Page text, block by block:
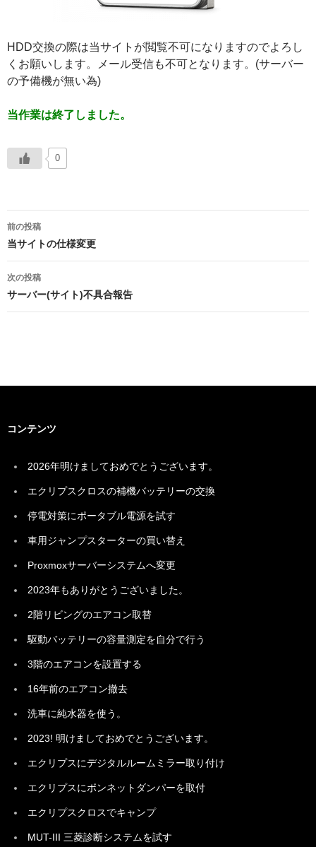
HDD交換の際は当サイトが閲覧不可になりますのでよろし
くお願いします。メール受信も不可となります。(サーバー
の予備機が無い為)
当作業は終了しました。
0
投
稿
ナ
ビ
前の投稿
当サイトの仕様変更
次の投稿
サーバー(サイト)不具合報告
コンテンツ
2026年明けましておめでとうございます。
エクリプスクロスの補機バッテリーの交換
停電対策にポータブル電源を試す
車用ジャンプスターターの買い替え
Proxmoxサーバーシステムへ変更
2023年もありがとうございました。
2階リビングのエアコン取替
駆動バッテリーの容量測定を自分で行う
3階のエアコンを設置する
16年前のエアコン撤去
洗車に純水器を使う。
2023! 明けましておめでとうございます。
エクリプスにデジタルルームミラー取り付け
エクリプスにボンネットダンパーを取付
エクリプスクロスでキャンプ
MUT-III 三菱診断システムを試す